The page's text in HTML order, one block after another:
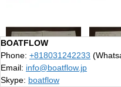
BOATFLOW
Phone: +818031242233
Email: info@boatflow.jp
Skype: boatflow